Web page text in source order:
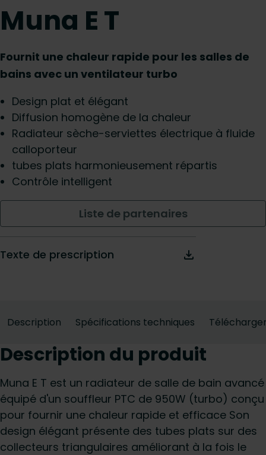
Muna E T
Fournit une chaleur rapide pour les salles de
bains avec un ventilateur turbo
Design plat et élégant
Diffusion homogène de la chaleur
Radiateur sèche-serviettes électrique à fluide
calloporteur
tubes plats harmonieusement répartis
Contrôle intelligent
Liste de partenaires
Texte de prescription
Description Spécifications techniques
Description du produit
Muna E T est un radiateur de salle de bain avancé
équipé d'un souffleur PTC de 950W (turbo) conçu
pour fournir une chaleur rapide et efficace Son
design élégant présente des tubes plats sur des
collecteurs triangulaires améliorant à la fois le